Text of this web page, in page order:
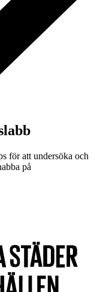
för att undersöka och
på